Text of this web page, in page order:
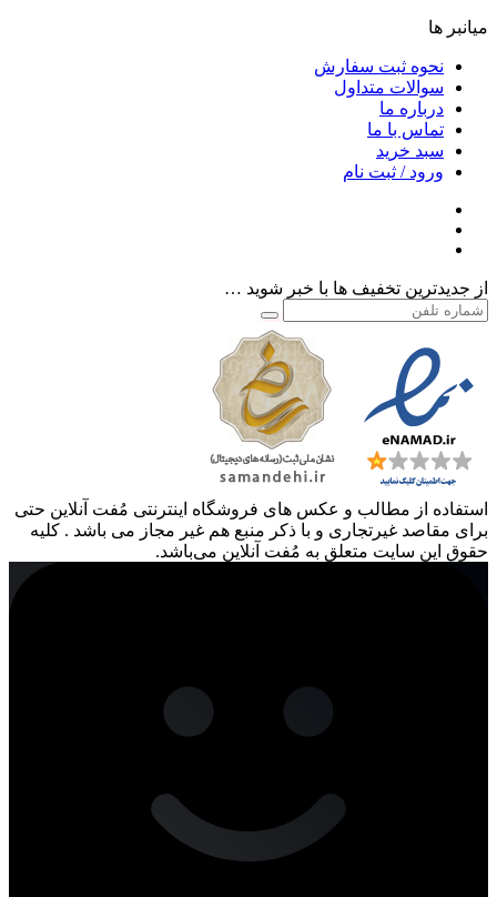
میانبر ها
نحوه ثبت سفارش
سوالات متداول
درباره ما
تماس با ما
سبد خرید
ورود / ثبت نام
از جدیدترین تخفیف ها با خبر شوید …
استفاده از مطالب و عکس های فروشگاه اینترنتی مُفت آنلاین حتی
برای مقاصد غیرتجاری و با ذکر منبع هم غیر مجاز می باشد . کلیه
حقوق این سایت متعلق به مُفت آنلاین می‌باشد.